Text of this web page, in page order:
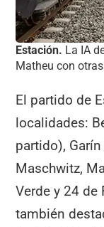
Estación. La IA
Matheu con
El partido de
localidades:
partido),
Maschwitz,
Verde y 24
también